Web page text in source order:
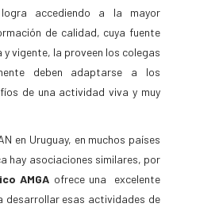
accediendo a la mayor
de calidad, cuya fuente
vigente, la proveen los colegas
deben adaptarse a los
de una actividad viva y muy
en Uruguay, en muchos países
hay asociaciones similares, por
AMGA ofrece una excelente
desarrollar esas actividades de